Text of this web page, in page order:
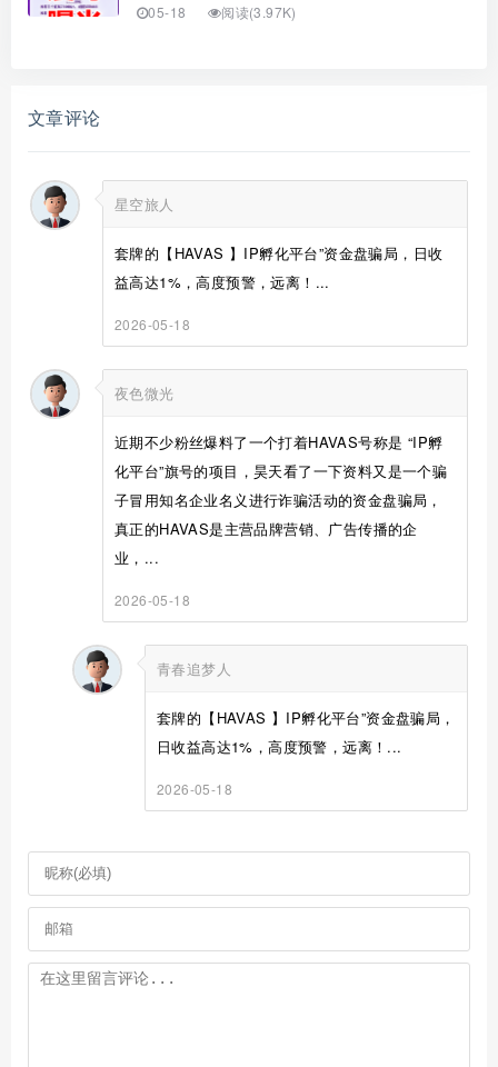
05-18 阅读(3.97K)
文章评论
星空旅人
套牌的【HAVAS 】IP孵化平台”资金盘骗局，日收
益高达1%，高度预警，远离！...
2026-05-18
夜色微光
近期不少粉丝爆料了一个打着HAVAS号称是 “IP孵
化平台”旗号的项目，昊天看了一下资料又是一个骗
子冒用知名企业名义进行诈骗活动的资金盘骗局，
真正的HAVAS是主营品牌营销、广告传播的企
业，...
2026-05-18
青春追梦人
套牌的【HAVAS 】IP孵化平台”资金盘骗局，
日收益高达1%，高度预警，远离！...
2026-05-18